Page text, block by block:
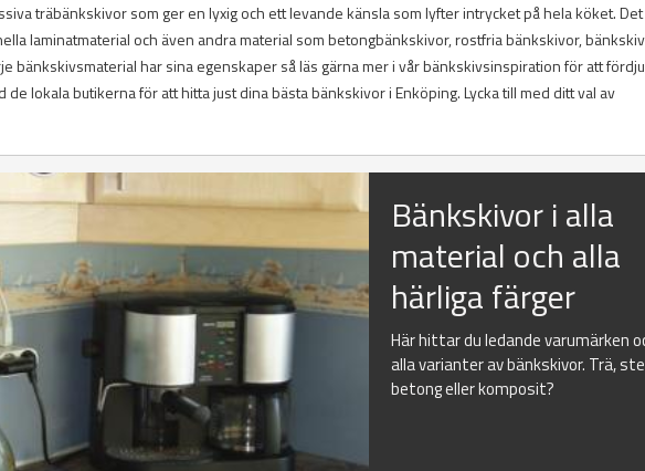
träbänkskivor som ger en lyxig och ett levande känsla som lyfter intrycket på hela köket.
laminatmaterial och även andra material som betongbänkskivor, rostfria bänkskivor,
bänkskivsmaterial har sina egenskaper så läs gärna mer i vår bänkskivsinspiration för att
lokala butikerna för att hitta just dina bästa bänkskivor i Enköping. Lycka till med ditt val av
Bänkskivor i alla
material och alla
härliga färger
Här hittar du ledande varumärken
alla varianter av bänkskivor. Trä,
betong eller komposit?